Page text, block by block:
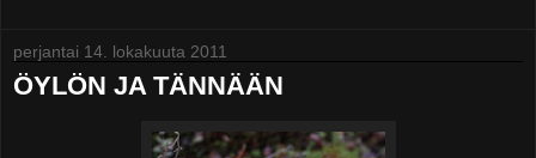
perjantai 14. lokakuuta 2011
ÖYLÖN JA TÄNNÄÄN